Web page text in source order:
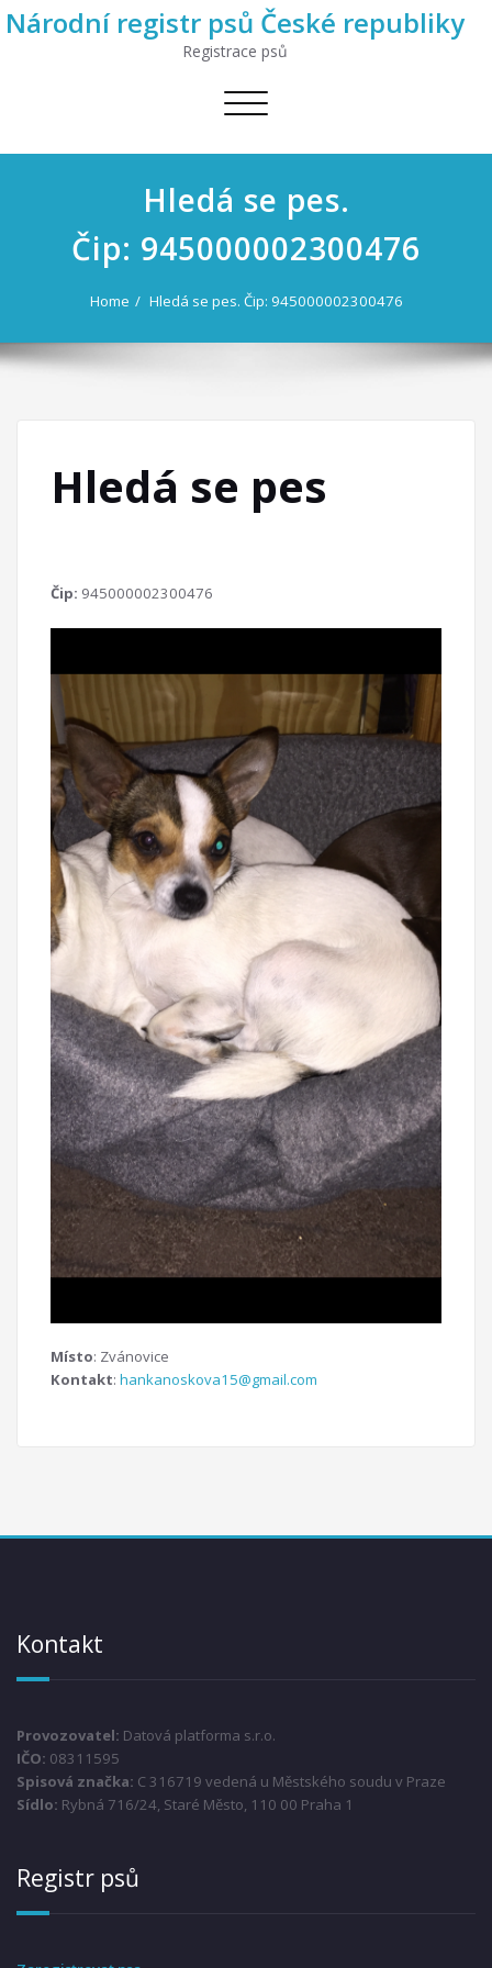
Národní registr psů České republiky
Registrace psů
Toggle
Hledá se pes.
Čip: 945000002300476
Home Hledá se pes. Čip: 945000002300476
Hledá se pes
Čip: 945000002300476
Místo: Zvánovice
Kontakt: hankanoskova15@gmail.com
Kontakt
Provozovatel: Datová platforma s.r.o.
IČO: 08311595
Spisová značka: C 316719 vedená u Městského soudu v Praze
Sídlo: Rybná 716/24, Staré Město, 110 00 Praha 1
Registr psů